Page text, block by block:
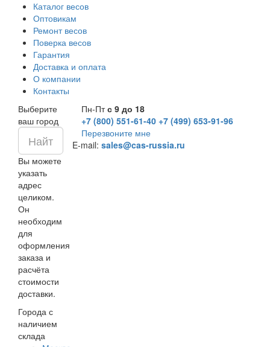
Каталог весов
Оптовикам
Ремонт весов
Поверка весов
Гарантия
Доставка и оплата
О компании
Контакты
Выберите
ваш город
Вы можете
указать
адрес
целиком.
Он
необходим
для
оформления
заказа и
расчёта
стоимости
доставки.
Города с
наличием
склада
Пн-Птс 9 до 18
+7 (800) 551-61-40 +7 (499) 653-91-96
Перезвоните мне
E-mail: sales@cas-russia.ru